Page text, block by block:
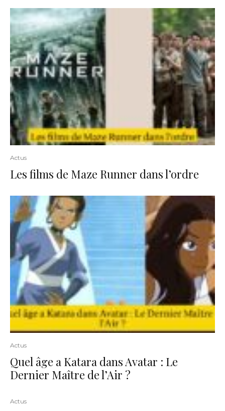
Actus
Les films de Maze Runner dans l’ordre
Actus
Quel âge a Katara dans Avatar : Le
Dernier Maître de l’Air ?
Actus